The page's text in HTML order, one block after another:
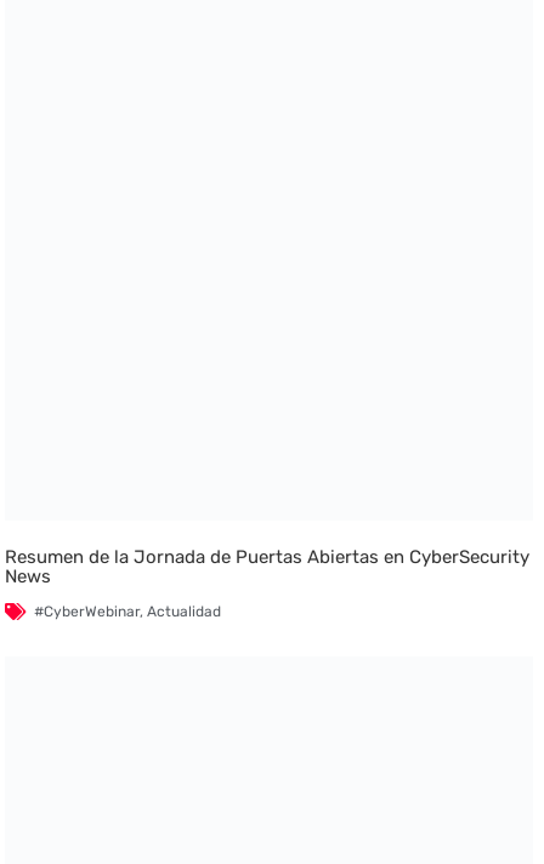
Resumen de la Jornada de Puertas Abiertas en CyberSecurity
News
#CyberWebinar,Actualidad